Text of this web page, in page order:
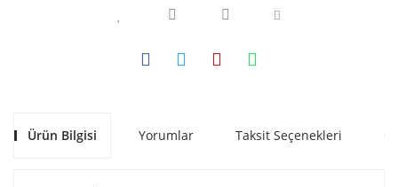
Ürün Bilgisi Yorumlar Taksit Seçenekleri